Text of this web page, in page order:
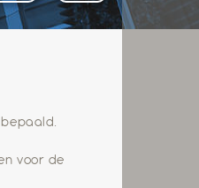
voor de